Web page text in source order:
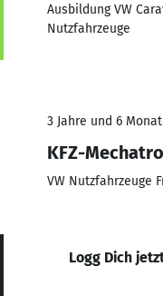
Ausbildung VW
Nutzfahrzeuge
3 Jahre und 6
KFZ-
VW Nutzfahrzeuge
Logg Dich